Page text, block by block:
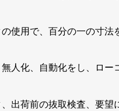
使用で、百分の一の寸法
人化、自動化をし、ロー
出荷前の抜取検査、要